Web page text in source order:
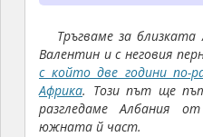
Тръгваме за
Валентин и с неговия
с който две години по-
Африка. Този път ще
разгледаме Албания
южната й част.